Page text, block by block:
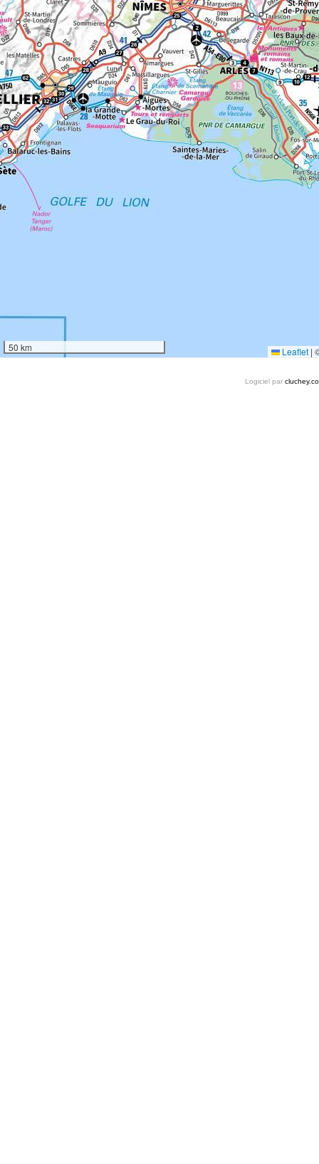
50 km Leaflet |
Logiciel par